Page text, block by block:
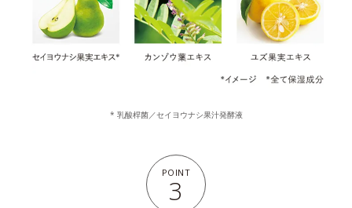
* 乳酸桿菌／セイヨウナシ果汁発酵液
POINT
3